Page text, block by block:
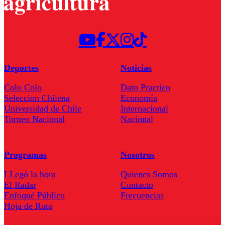
Deportes
Colo Colo
Seleccion Chilena
Universidad de Chile
Torneo Nacional
Noticias
Dato Practico
Economía
Internacional
Nacional
Programas
LLegó la hora
El Radar
Enfoqué Público
Hoja de Ruta
Nosotros
Quienes Somos
Contacto
Frecuencias